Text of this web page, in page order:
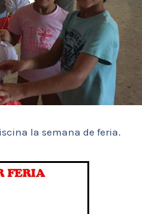
la semana de feria.